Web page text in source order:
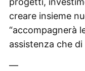
creare insieme
“accompagnerà
assistenza che di
—